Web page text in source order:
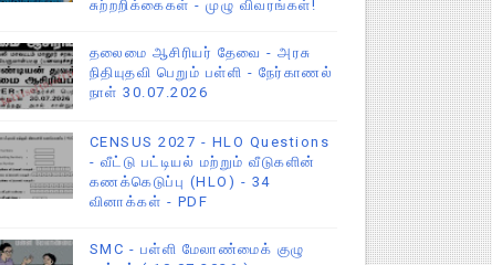
சுற்றறிக்கைகள் - முழு விவரங்கள்!
தலைமை ஆசிரியர் தேவை - அரசு
நிதியுதவி பெறும் பள்ளி - நேர்காணல்
நாள் 30.07.2026
CENSUS 2027 - HLO Questions
- வீட்டு பட்டியல் மற்றும் வீடுகளின்
கணக்கெடுப்பு (HLO) - 34
வினாக்கள் - PDF
SMC - பள்ளி மேலாண்மைக் குழு